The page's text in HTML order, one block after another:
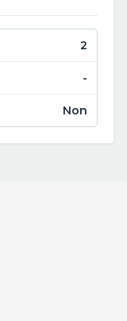
2
-
Non